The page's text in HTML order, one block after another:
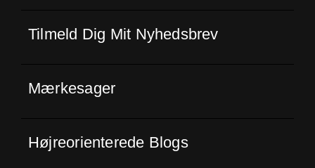
Tilmeld Dig Mit Nyhedsbrev
Mærkesager
Højreorienterede Blogs